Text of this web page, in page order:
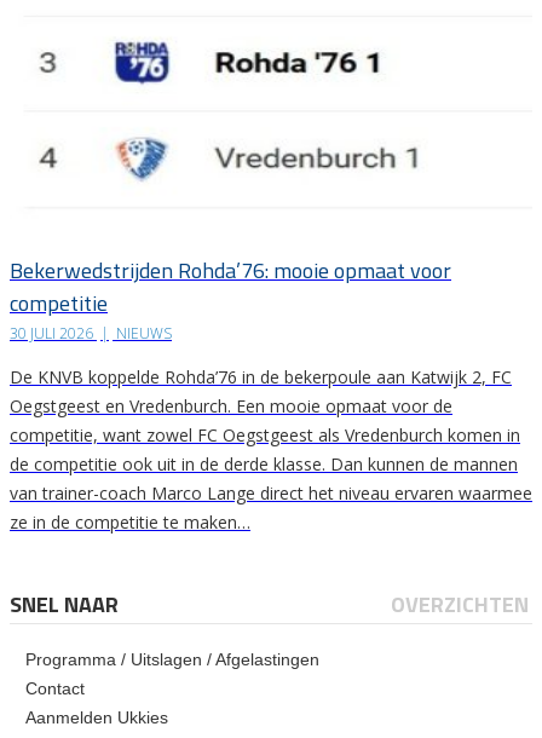
Bekerwedstrijden Rohda’76: mooie opmaat voor
competitie
30 JULI 2026 | NIEUWS
De KNVB koppelde Rohda’76 in de bekerpoule aan Katwijk 2, FC
Oegstgeest en Vredenburch. Een mooie opmaat voor de
competitie, want zowel FC Oegstgeest als Vredenburch komen in
de competitie ook uit in de derde klasse. Dan kunnen de mannen
van trainer-coach Marco Lange direct het niveau ervaren waarmee
ze in de competitie te maken…
SNEL NAAR OVERZICHTEN
Programma / Uitslagen / Afgelastingen
Contact
Aanmelden Ukkies